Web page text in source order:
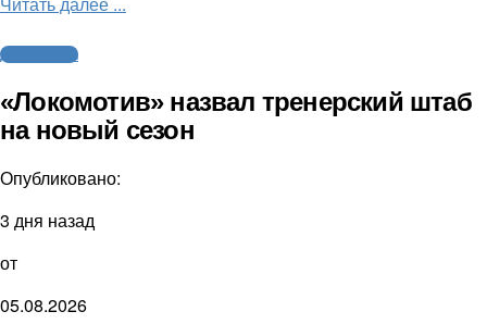
Другие виды
«Локомотив» назвал тренерский штаб
на новый сезон
Опубликовано:
3 дня назад
от
05.08.2026